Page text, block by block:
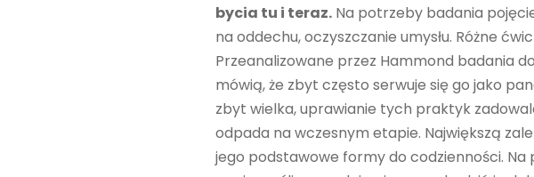
bycia tu i teraz. Na potrzeby badania
na oddechu, oczyszczanie umysłu. Różne
Przeanalizowane przez Hammond badania
mówią, że zbyt często serwuje się go jako
zbyt wielka, uprawianie tych praktyk
odpada na wczesnym etapie. Największą
jego podstawowe formy do codzienności.